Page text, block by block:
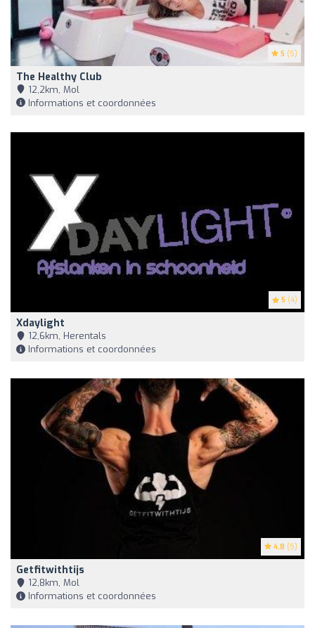
5 (5)
The Healthy Club
12,2km, Mol
Informations et coordonnées
5 (4)
Xdaylight
12,6km, Herentals
Informations et coordonnées
4.8 (5)
Getfitwithtijs
12,8km, Mol
Informations et coordonnées